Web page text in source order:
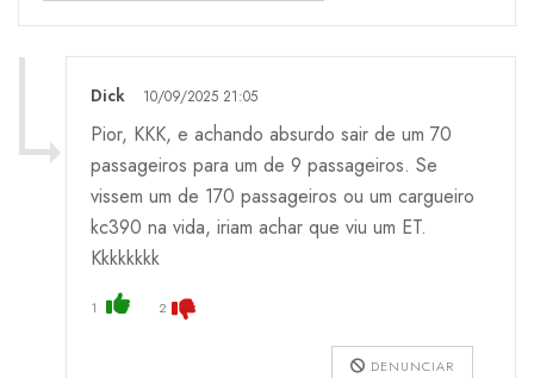
Dick 10/09/2025 21:05
Pior, KKK, e achando absurdo sair de um 70
passageiros para um de 9 passageiros. Se
vissem um de 170 passageiros ou um cargueiro
kc390 na vida, iriam achar que viu um ET.
Kkkkkkkk
1 2
DENUNCIAR